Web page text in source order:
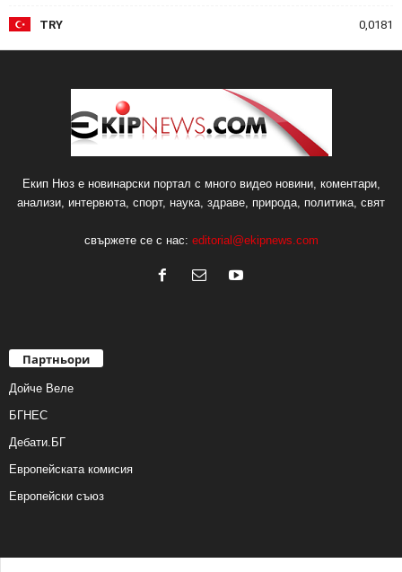
TRY 0,0181
Екип Нюз е новинарски портал с много видео новини, коментари,
анализи, интервюта, спорт, наука, здраве, природа, политика, свят
свържете се с нас: editorial@ekipnews.com
Партньори
Дойче Веле
БГНЕС
Дебати.БГ
Европейската комисия
Европейски съюз